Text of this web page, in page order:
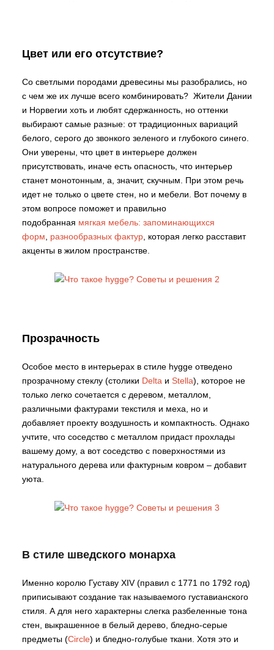
Цвет или его отсутствие?
Со светлыми породами древесины мы разобрались, но
с чем же их лучше всего комбинировать? Жители Дании
и Норвегии хоть и любят сдержанность, но оттенки
выбирают самые разные: от традиционных вариаций
белого, серого до звонкого зеленого и глубокого синего.
Они уверены, что цвет в интерьере должен
присутствовать, иначе есть опасность, что интерьер
станет монотонным, а, значит, скучным. При этом речь
идет не только о цвете стен, но и мебели. Вот почему в
этом вопросе поможет и правильно
подобранная мягкая мебель: запоминающихся
форм
разнообразных фактур , которая легко расставит
акценты в жилом пространстве.
Прозрачность
Особое место в интерьерах в стиле hygge отведено
прозрачному стеклу (столики Delta и Stella), которое не
только легко сочетается с деревом, металлом,
различными фактурами текстиля и меха, но и
добавляет проекту воздушность и компактность. Однако
учтите, что соседство с металлом придаст прохлады
вашему дому, а вот соседство с поверхностями из
натурального дерева или фактурным ковром – добавит
уюта.
В стиле шведского монарха
Именно королю Густаву XIV (правил с 1771 по 1792 год)
приписывают создание так называемого густавианского
стиля. А для него характерны слегка разбеленные тона
стен, выкрашенное в белый дерево, бледно-серые
предметы (Circle) и бледно-голубые ткани. Хотя это и